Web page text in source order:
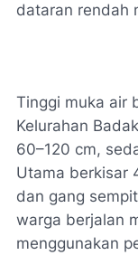
dataran rendah
Tinggi muka air
Kelurahan
60–120 cm,
Utama berkisar
dan gang
warga berjalan
menggunakan